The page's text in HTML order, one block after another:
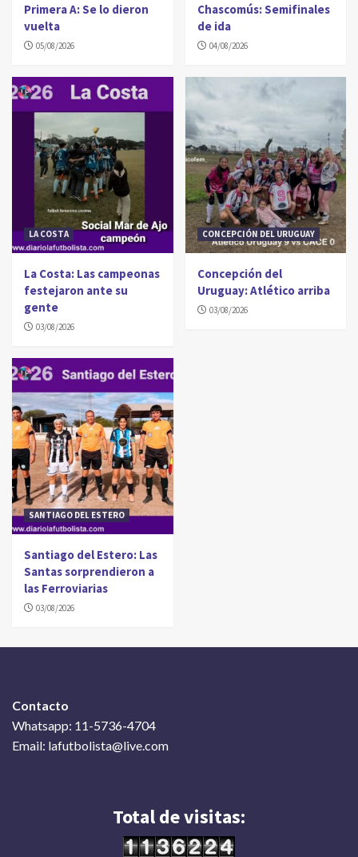
Primera A: Se lo dieron
vuelta
05/08/2026
Chascomús: Semifinales
de ida
04/08/2026
LA COSTA
La Costa: Las campeonas
festejaron ante su
gente
03/08/2026
CONCEPCIÓN DEL URUGUAY
Concepción del
Uruguay: Atlético arriba
03/08/2026
SANTIAGO DEL ESTERO
Santiago del Estero: Las
Santas sorprendieron a
las Ferroviarias
03/08/2026
Contacto
Whatsapp: 11-5736-4704
Email: lafutbolista@live.com
Total de visitas: